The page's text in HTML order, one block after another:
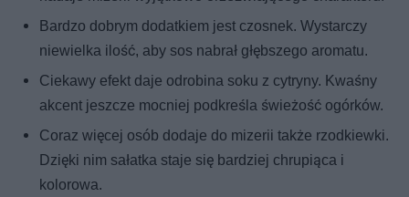
Bardzo dobrym dodatkiem jest czosnek. Wystarczy
niewielka ilość, aby sos nabrał głębszego aromatu.
Ciekawy efekt daje odrobina soku z cytryny. Kwaśny
akcent jeszcze mocniej podkreśla świeżość ogórków.
Coraz więcej osób dodaje do mizerii także rzodkiewki.
Dzięki nim sałatka staje się bardziej chrupiąca i
kolorowa.